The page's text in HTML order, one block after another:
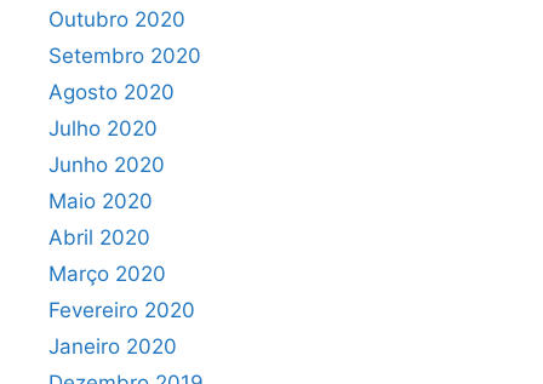
Outubro 2020
Setembro 2020
Agosto 2020
Julho 2020
Junho 2020
Maio 2020
Abril 2020
Março 2020
Fevereiro 2020
Janeiro 2020